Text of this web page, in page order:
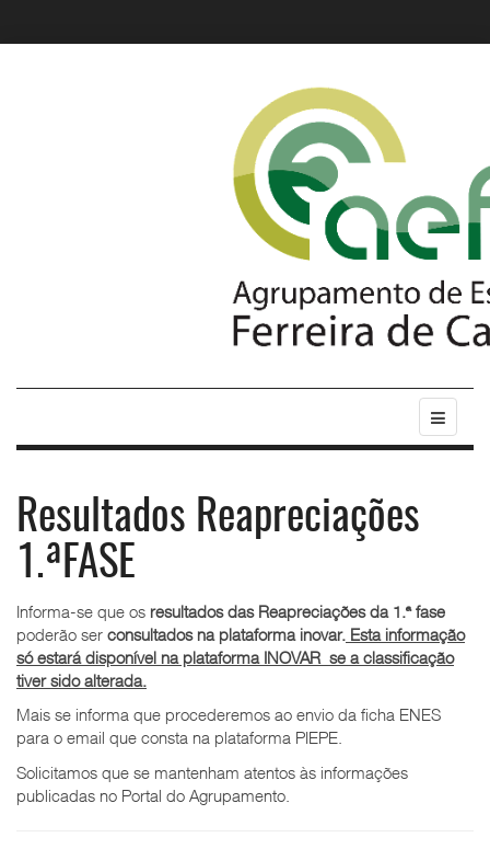
Resultados Reapreciações
1.ªFASE
Informa-se que os resultados das Reapreciações da 1.ª fase
poderão ser consultados na plataforma inovar. Esta informação
só estará disponível na plataforma INOVAR se a classificação
tiver sido alterada.
Mais se informa que procederemos ao envio da ficha ENES
para o email que consta na plataforma PIEPE.
Solicitamos que se mantenham atentos às informações
publicadas no Portal do Agrupamento.